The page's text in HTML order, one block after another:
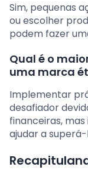
Sim, pequenas
ou escolher
podem fazer
Qual é o
uma marca
Implementar
desafiador
financeiras,
ajudar a superá-